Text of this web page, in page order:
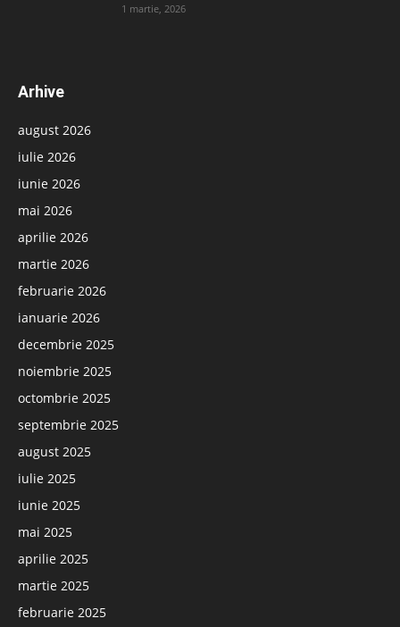
1 martie, 2026
Arhive
august 2026
iulie 2026
iunie 2026
mai 2026
aprilie 2026
martie 2026
februarie 2026
ianuarie 2026
decembrie 2025
noiembrie 2025
octombrie 2025
septembrie 2025
august 2025
iulie 2025
iunie 2025
mai 2025
aprilie 2025
martie 2025
februarie 2025